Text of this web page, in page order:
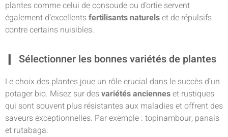
plantes comme celui de consoude ou d’ortie servent
également d’excellentsfertilisants naturelset de répulsifs
contre certains nuisibles.
Sélectionner les bonnes variétés de plantes
Le choix des plantes joue un rôle crucial dans le succès d’un
potager bio. Misez sur desvariétés ancienneset rustiques
qui sont souvent plus résistantes aux maladies et offrent des
saveurs exceptionnelles. Par exemple : topinambour, panais
et rutabaga.